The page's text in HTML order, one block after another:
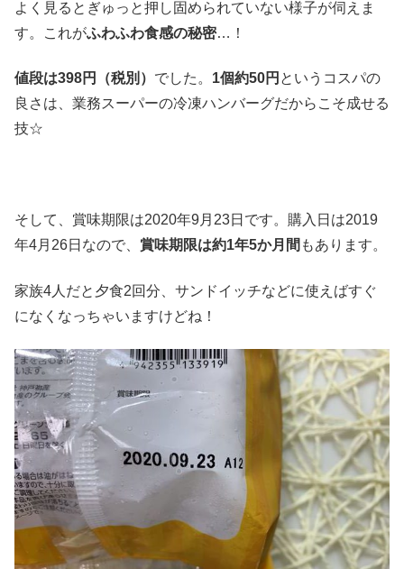
よく見るとぎゅっと押し固められていない様子が伺えま
す。これがふわふわ食感の秘密…！
値段は398円（税別） でした。 1個約50円 というコスパの
良さは、業務スーパーの冷凍ハンバーグだからこそ成せる
技☆
そして、賞味期限は2020年9月23日です。購入日は2019
年4月26日なので、 賞味期限は約1年5か月間 もあります。
家族4人だと夕食2回分、サンドイッチなどに使えばすぐ
になくなっちゃいますけどね！